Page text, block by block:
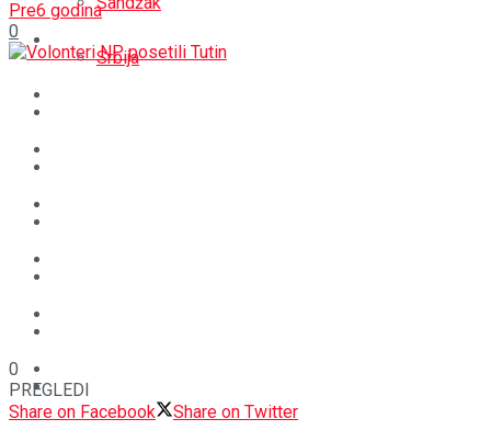
REGIJA
Srbija
MAGAZIN
Pre6 godina
0
0
PREGLEDI
Share on Facebook
Share on Twitter